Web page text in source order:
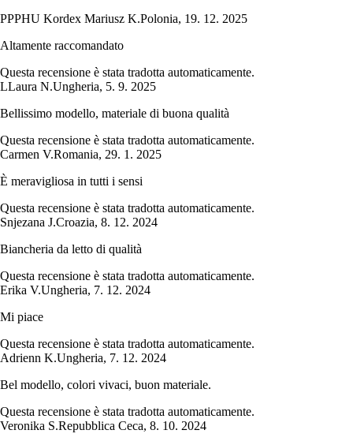
PPPHU Kordex Mariusz K.Polonia, 19. 12. 2025
Altamente raccomandato
Questa recensione è stata tradotta automaticamente.
LLaura N.Ungheria, 5. 9. 2025
Bellissimo modello, materiale di buona qualità
Questa recensione è stata tradotta automaticamente.
Carmen V.Romania, 29. 1. 2025
È meravigliosa in tutti i sensi
Questa recensione è stata tradotta automaticamente.
Snjezana J.Croazia, 8. 12. 2024
Biancheria da letto di qualità
Questa recensione è stata tradotta automaticamente.
Erika V.Ungheria, 7. 12. 2024
Mi piace
Questa recensione è stata tradotta automaticamente.
Adrienn K.Ungheria, 7. 12. 2024
Bel modello, colori vivaci, buon materiale.
Questa recensione è stata tradotta automaticamente.
Veronika S.Repubblica Ceca, 8. 10. 2024